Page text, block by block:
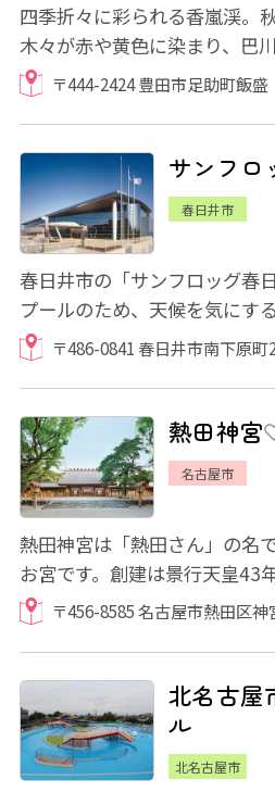
四季折々に彩られる香嵐渓。
木々が赤や黄色に染まり、巴
す。11月1日から30日までは「
〒444-2424 豊田市足助町飯盛
サンフロ
春日井市
春日井市の「サンフロッグ春
プールのため、天候を気にす
いただけるプールです。 流水
〒486-0841 春日井市南下原町
熱田神宮
名古屋市
熱田神宮は「熱田さん」の名
お宮です。創建は景行天皇43
を拝殿目指して歩くだけで、
〒456-8585 名古屋市熱田区
北名古屋
ル
北名古屋市